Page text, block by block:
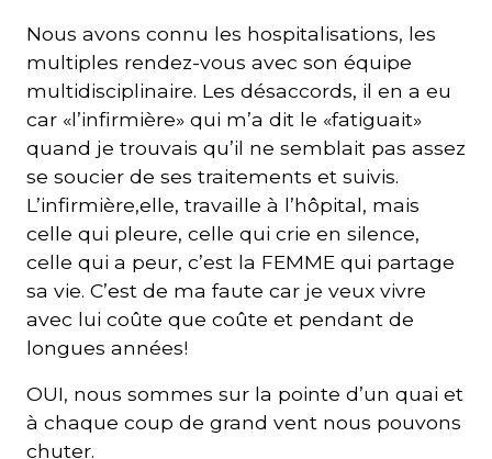
Nous avons connu les hospitalisations, les
multiples rendez-vous avec son équipe
multidisciplinaire. Les désaccords, il en a eu
car «l’infirmière» qui m’a dit le «fatiguait»
quand je trouvais qu’il ne semblait pas assez
se soucier de ses traitements et suivis.
L’infirmière,elle, travaille à l’hôpital, mais
celle qui pleure, celle qui crie en silence,
celle qui a peur, c’est la FEMME qui partage
sa vie. C’est de ma faute car je veux vivre
avec lui coûte que coûte et pendant de
longues années!
OUI, nous sommes sur la pointe d’un quai et
à chaque coup de grand vent nous pouvons
chuter.